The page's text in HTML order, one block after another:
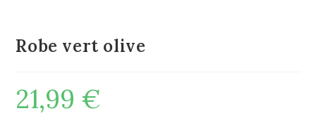
Robe vert olive
21,99 €